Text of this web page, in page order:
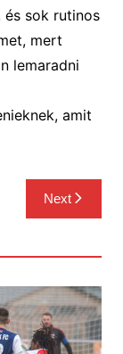
és sok rutinos
mert
lemaradni
amit
Next